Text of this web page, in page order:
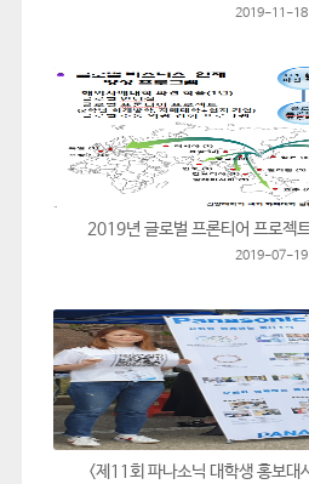
2019-11-18
2019년 글로벌 프론티어 프로젝
2019-07-19
<제11회 파나소닉 대학생 홍보대